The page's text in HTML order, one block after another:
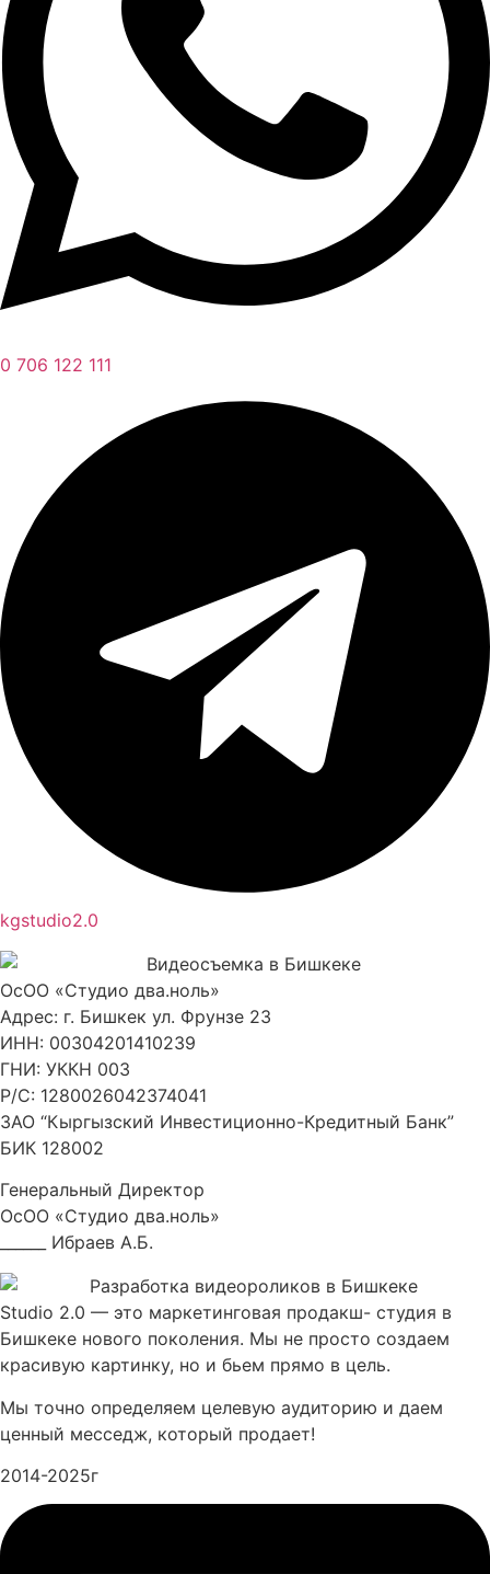
0 706 122 111
kgstudio2.0
ОсОО «Студио два.ноль»
Адрес: г. Бишкек ул. Фрунзе 23
ИНН: 00304201410239
ГНИ: УККН 003
Р/С: 1280026042374041
ЗАО “Кыргызский Инвестиционно-Кредитный Банк”
БИК 128002
Генеральный Директор
ОсОО «Студио два.ноль»
______ Ибраев А.Б.
Studio 2.0 — это маркетинговая продакш- студия в
Бишкеке нового поколения. Мы не просто создаем
красивую картинку, но и бьем прямо в цель.
Мы точно определяем целевую аудиторию и даем
ценный месседж, который продает!
2014-2025г